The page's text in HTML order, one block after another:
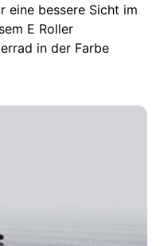
eine bessere Sicht im
E Roller
in der Farbe